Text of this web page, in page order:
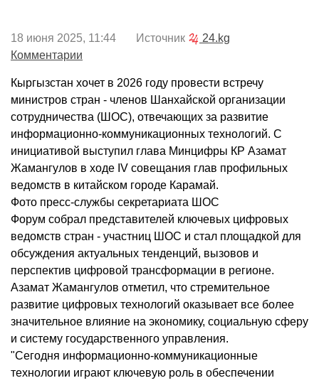
18 июня 2025, 11:44 Источник
24.kg
Комментарии
Кыргызстан хочет в 2026 году провести встречу
министров стран - членов Шанхайской организации
сотрудничества (ШОС), отвечающих за развитие
информационно-коммуникационных технологий. С
инициативой выступил глава Минцифры КР Азамат
Жамангулов в ходе IV совещания глав профильных
ведомств в китайском городе Карамай.
Фото пресс-службы секретариата ШОС
Форум собрал представителей ключевых цифровых
ведомств стран - участниц ШОС и стал площадкой для
обсуждения актуальных тенденций, вызовов и
перспектив цифровой трансформации в регионе.
Азамат Жамангулов отметил, что стремительное
развитие цифровых технологий оказывает все более
значительное влияние на экономику, социальную сферу
и систему государственного управления.
"Сегодня информационно-коммуникационные
технологии играют ключевую роль в обеспечении